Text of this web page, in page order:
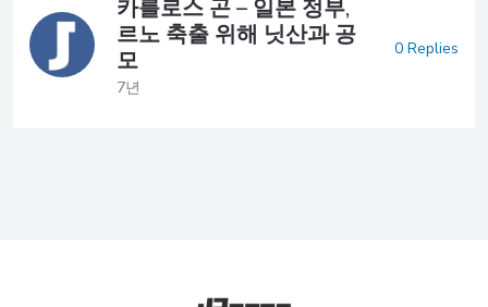
카를로스 곤 – 일본 정부,
르노 축출 위해 닛산과 공
모
7년
0 Replies